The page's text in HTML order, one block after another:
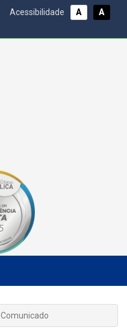
Acessibilidade A
A
Comunicado